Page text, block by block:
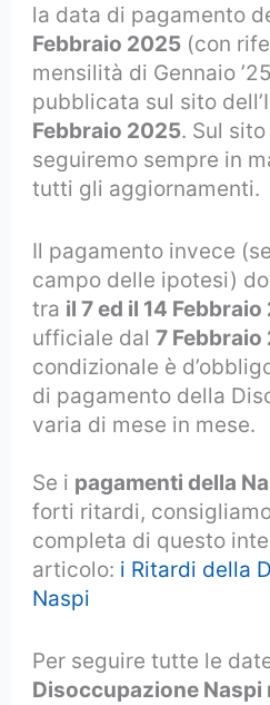
la data di pagamento
Febbraio 2025 (con
mensilità di Gennaio
pubblicata sul sito
Febbraio 2025. Sul
seguiremo sempre in
tutti gli aggiornamenti.
Il pagamento invece
campo delle ipotesi)
tra il 7 ed il 14
ufficiale dal7 Febbraio
condizionale è
di pagamento della
varia di mese in mese.
Se i pagamenti della
forti ritardi,
completa di questo
articolo: i Ritardi della
Naspi
Per seguire tutte le
Disoccupazione Naspi